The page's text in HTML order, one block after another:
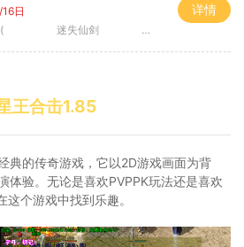
日
迷失仙剑 )))))
详情
王合击1.85
典的传奇游戏，它以2D游戏画面为背
体验。无论是喜欢PVPPK玩法还是喜欢
个游戏中找到乐趣。